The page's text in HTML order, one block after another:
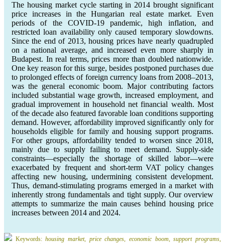
The housing market cycle starting in 2014 brought significant
price increases in the Hungarian real estate market. Even
periods of the COVID-19 pandemic, high inflation, and
restricted loan availability only caused temporary slowdowns.
Since the end of 2013, housing prices have nearly quadrupled
on a national average, and increased even more sharply in
Budapest. In real terms, prices more than doubled nationwide.
One key reason for this surge, besides postponed purchases due
to prolonged effects of foreign currency loans from 2008–2013,
was the general economic boom. Major contributing factors
included substantial wage growth, increased employment, and
gradual improvement in household net financial wealth. Most
of the decade also featured favorable loan conditions supporting
demand. However, affordability improved significantly only for
households eligible for family and housing support programs.
For other groups, affordability tended to worsen since 2018,
mainly due to supply failing to meet demand. Supply-side
constraints—especially the shortage of skilled labor—were
exacerbated by frequent and short-term VAT policy changes
affecting new housing, undermining consistent development.
Thus, demand-stimulating programs emerged in a market with
inherently strong fundamentals and tight supply. Our overview
attempts to summarize the main causes behind housing price
increases between 2014 and 2024.
Keywords:housing market, price changes, economic boom, support programs,